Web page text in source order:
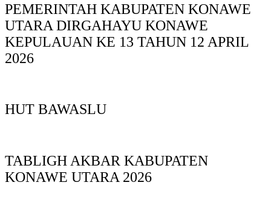
PEMERINTAH KABUPATEN KONAWE
UTARA DIRGAHAYU KONAWE
KEPULAUAN KE 13 TAHUN 12 APRIL
2026
HUT BAWASLU
TABLIGH AKBAR KABUPATEN
KONAWE UTARA 2026